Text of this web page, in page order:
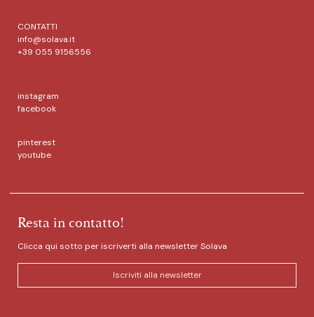
CONTATTI
info@solava.it
+39 055 9156556
instagram
facebook
pinterest
youtube
Resta in contatto!
Clicca qui sotto per iscriverti alla newsletter Solava
Iscriviti alla newsletter